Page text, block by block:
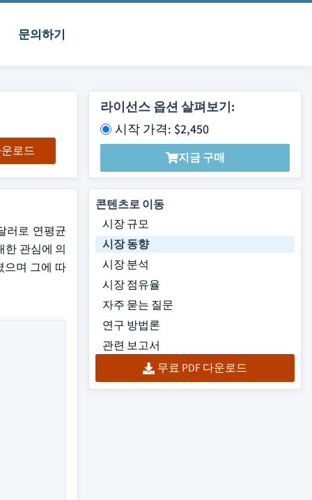
문의하기
운로드
라이선스 옵션 살펴보기:
시작 가격: $2,450
지금 구매
러로 연평균
한 관심에 의
으며 그에 따
콘텐츠로 이동
시장 규모
시장 동향
시장 분석
시장 점유율
자주 묻는 질문
연구 방법론
관련 보고서
무료 PDF 다운로드